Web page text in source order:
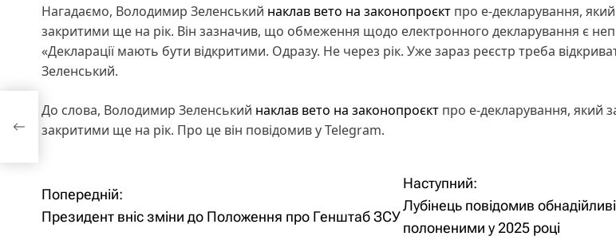
Нагадаємо, Володимир Зеленський наклав вето на законопроєкт про е-декларування,
закритими ще на рік. Він зазначив, що обмеження щодо електронного декларування є
«Декларації мають бути відкритими. Одразу. Не через рік. Уже зараз реєстр треба
Зеленський.
До слова, Володимир Зеленський наклав вето на законопроєкт про е-декларування, який
закритими ще на рік. Про це він повідомив у Telegram.
Н
а
Попередній:
Президент вніс зміни до Положення про Генштаб ЗСУ
Наступний:
Лубінець повідомив
полоненими у 2025 році